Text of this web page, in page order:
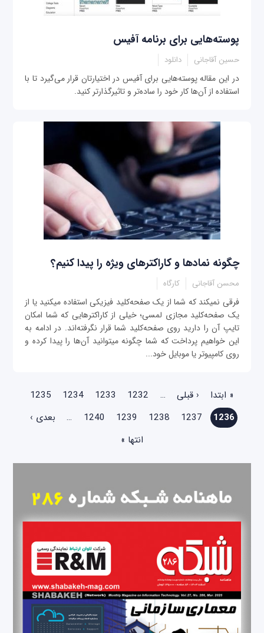
پوسته‌هایی برای برنامه آفیس
حسین آقاجانی دانلود
در این مقاله پوسته‌هایی برای آفیس در اختیارتان قرار می‌گیرد تا با
استفاده از آن‌ها کار خود را ساده‌تر و تاثیرگذارتر کنید.
چگونه نمادها و کاراکترهای ویژه را پیدا کنیم؟
محسن آقاجانی کارگاه
فرقی نمی‎کند که شما از یک صفحه‌کلید فیزیکی استفاده می‎کنید یا از
یک صفحه‌کلید مجازی لمسی؛ خیلی از کاراکترهایی که شما امکان
تایپ آن را دارید روی صفحه‌کلید شما قرار نگرفته‌اند. در ادامه به
این خواهیم پرداخت که شما چگونه می‎توانید آن‌ها را پیدا کرده و
روی کامپیوتر یا موبایل خود...
صفحه‌ها
« ابتدا ‹ قبلی …
1232
1233
1234
1235
1236
1237
1238
1239
1240
…
بعدی ›
انتها »